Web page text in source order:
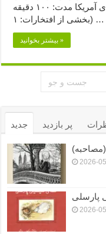
کمدی محصول: کانادا / ایالات متحده‌ی آمریکا مدت: ۱۰۰ دقیقه
بخشی از افتخارات: ۱) …
بیشتر بخوانید »
جدید پر بازدید
2026-
پارسلی
2026-